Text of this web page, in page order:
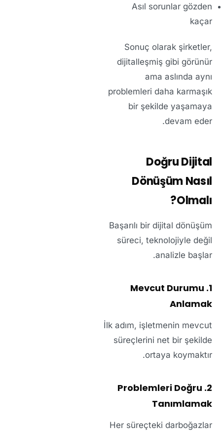
Asıl sorunlar gözden
kaçar
Sonuç olarak şirketler,
dijitalleşmiş gibi görünür
ama aslında aynı
problemleri daha karmaşık
bir şekilde yaşamaya
devam eder.
Doğru Dijital
Dönüşüm Nasıl
Olmalı?
Başarılı bir dijital dönüşüm
süreci, teknolojiyle değil
analizle başlar.
1. Mevcut Durumu
Anlamak
İlk adım, işletmenin mevcut
süreçlerini net bir şekilde
ortaya koymaktır.
2. Problemleri Doğru
Tanımlamak
Her süreçteki darboğazlar